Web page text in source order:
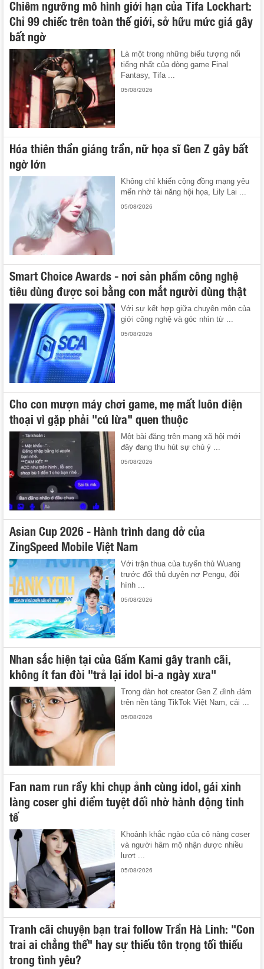
Chiêm ngưỡng mô hình giới hạn của Tifa Lockhart:
Chỉ 99 chiếc trên toàn thế giới, sở hữu mức giá gây
bất ngờ
Là một trong những biểu tượng nổi
tiếng nhất của dòng game Final
Fantasy, Tifa ...
05/08/2026
Hóa thiên thần giáng trần, nữ họa sĩ Gen Z gây bất
ngờ lớn
Không chỉ khiến cộng đồng mạng yêu
mến nhờ tài năng hội họa, Lily Lai ...
05/08/2026
Smart Choice Awards - nơi sản phẩm công nghệ
tiêu dùng được soi bằng con mắt người dùng thật
Với sự kết hợp giữa chuyên môn của
giới công nghệ và góc nhìn từ ...
05/08/2026
Cho con mượn máy chơi game, mẹ mất luôn điện
thoại vì gặp phải "cú lừa" quen thuộc
Một bài đăng trên mạng xã hội mới
đây đang thu hút sự chú ý ...
05/08/2026
Asian Cup 2026 - Hành trình dang dở của
ZingSpeed Mobile Việt Nam
Với trận thua của tuyển thủ Wuang
trước đối thủ duyên nợ Pengu, đội
hình ...
05/08/2026
Nhan sắc hiện tại của Gấm Kami gây tranh cãi,
không ít fan đòi "trả lại idol bi-a ngày xưa"
Trong dàn hot creator Gen Z đình đám
trên nền tảng TikTok Việt Nam, cái ...
05/08/2026
Fan nam run rẩy khi chụp ảnh cùng idol, gái xinh
làng coser ghi điểm tuyệt đối nhờ hành động tinh
tế
Khoảnh khắc ngào của cô nàng coser
và người hâm mộ nhận được nhiều
lượt ...
05/08/2026
Tranh cãi chuyện bạn trai follow Trần Hà Linh: "Con
trai ai chẳng thế" hay sự thiếu tôn trọng tối thiểu
trong tình yêu?